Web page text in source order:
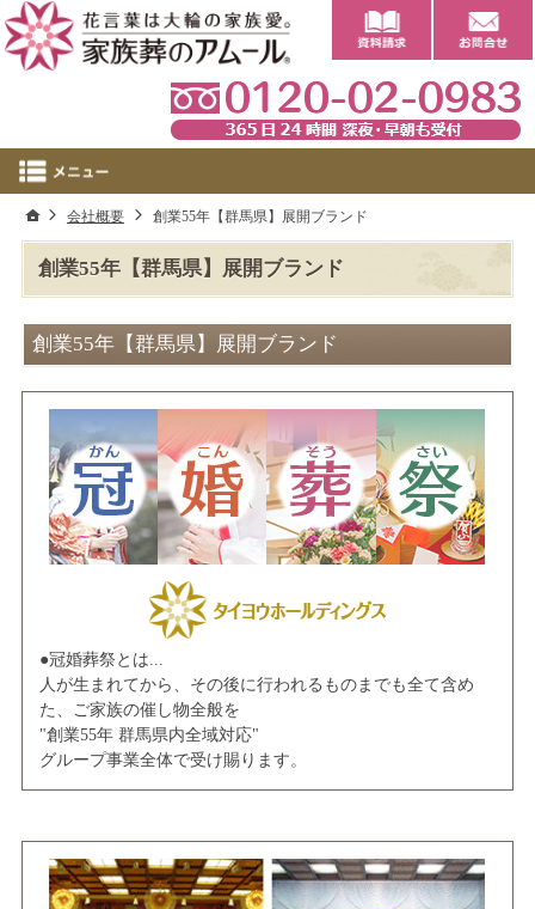
創業55年【群馬県】展開ブランド
創業55年【群馬県】展開ブランド
●冠婚葬祭とは...
人が生まれてから、その後に行われるものまでも全て含め
た、ご家族の催し物全般を
"創業55年 群馬県内全域対応"
グループ事業全体で受け賜ります。
ホーム
会社概要 創業55年【群馬県】展開ブランド